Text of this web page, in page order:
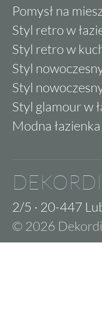
Pomysł na
Styl retro w
Styl retro w
Styl
Styl
Styl glamour w
Modna łazienka
2/5 · 20-447
© 2026